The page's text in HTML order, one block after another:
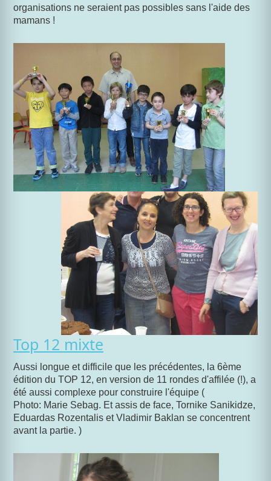
organisations ne seraient pas possibles sans l'aide des
mamans !
Top 12 mixte
Aussi longue et difficile que les précédentes, la 6ème
édition du TOP 12, en version de 11 rondes d'affilée (!), a
été aussi complexe pour construire l'équipe (
Photo: Marie Sebag. Et assis de face, Tornike Sanikidze,
Eduardas Rozentalis et Vladimir Baklan se concentrent
avant la partie. )